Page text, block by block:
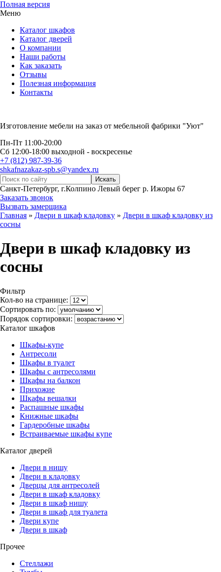
Полная версия
Меню
Каталог шкафов
Каталог дверей
О компании
Наши работы
Как заказать
Отзывы
Полезная информация
Контакты
Изготовление мебели на заказ от мебельной фабрики "Уют"
Пн-Пт 11:00-20:00
Сб 12:00-18:00 выходной - воскресенье
+7 (812) 987-39-36
shkafnazakaz-spb.s@yandex.ru
Санкт-Петербург, г.Колпино Левый берег р. Ижоры 67
Заказать звонок
Вызвать замерщика
Главная » Двери в шкаф кладовку » Двери в шкаф кладовку из
сосны
Двери в шкаф кладовку из
сосны
Фильтр
Кол-во на странице:
Сортировать по:
Порядок сортировки:
Каталог шкафов
Шкафы-купе
Антресоли
Шкафы в туалет
Шкафы с антресолями
Шкафы на балкон
Прихожие
Шкафы вешалки
Распашные шкафы
Книжные шкафы
Гардеробные шкафы
Встраиваемые шкафы купе
Каталог дверей
Двери в нишу
Двери в кладовку
Дверцы для антресолей
Двери в шкаф кладовку
Двери в шкаф нишу
Двери в шкаф для туалета
Двери купе
Двери в шкаф
Прочее
Стеллажи